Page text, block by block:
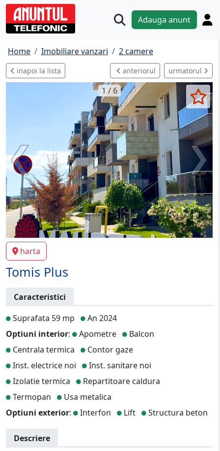
Adauga anunt
Home Imobiliare vanzari 2 camere
inapoi la lista anteriorul urmatorul
1 / 6
harta
Tomis Plus
Caracteristici
Suprafata 59 mp
An 2024
Optiuni interior: Apometre
Balcon
Centrala termica
Contor gaze
Inst. electrice noi
Inst. sanitare noi
Izolatie termica
Repartitoare caldura
Termopan
Usa metalica
Optiuni exterior: Interfon Lift Structura beton
Descriere